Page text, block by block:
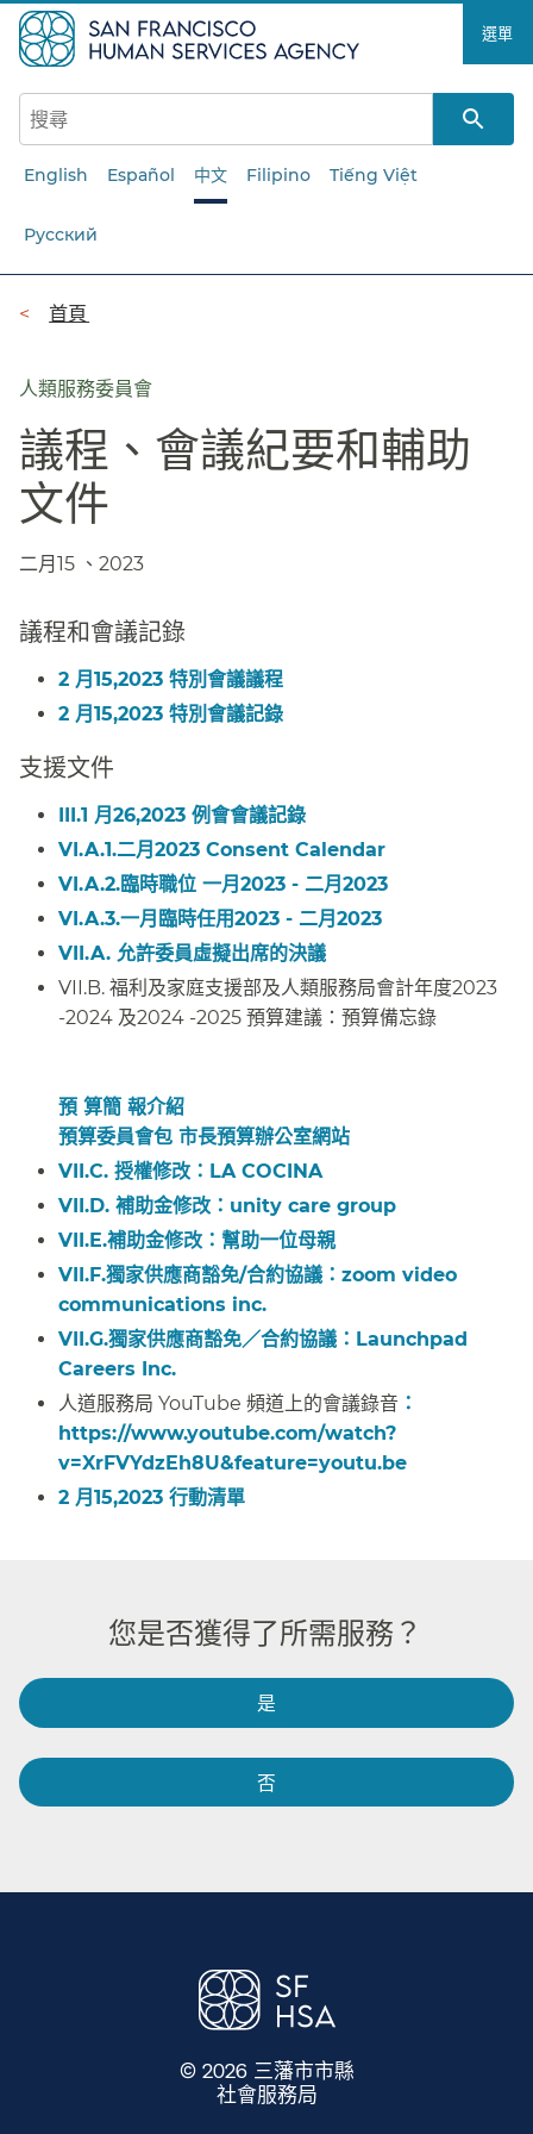
至
主
要
選單​​
English Español 中文 Filipino Tiếng Việt
Русский
導
列​​
首頁​​
人類服務委員會
議程、會議紀要和輔助
文件​​
二月15 、2023​​
議程和會議記錄​​
2 月15,2023 特別會議議程​​
2 月15,2023 特別會議記錄​​
支援文件​​
III.1 月26,2023 例會會議記錄​​
VI.A.1.二月2023 Consent Calendar​​
VI.A.2.臨時職位 一月2023 - 二月2023​​
VI.A.3.一月臨時任用2023 - 二月2023​​
VII.A. 允許委員虛擬出席的決議​​
VII.B. 福利及家庭支援部及人類服務局會計年度2023
-2024 及2024 -2025 預算建議：預算備忘錄
預 算簡 報介紹
預算委員會包 市長預算辦公室網站
VII.C. 授權修改： LA COCINA
VII.D. 補助金修改： unity care group
VII.E.補助金修改： 幫助一位母親​​
VII.F.獨家供應商豁免/合約協議： zoom video
communications inc.
VII.G.獨家供應商豁免／合約協議： Launchpad
Careers Inc.
人道服務局 YouTube 頻道上的會議錄音 ：
https://www.youtube.com/watch?
v=XrFVYdzEh8U&feature=youtu.be
2 月15,2023 行動清單​​
您是否獲得了所需服務？​​
是​​
否​​
© 2026 三藩市市縣
社會服務局